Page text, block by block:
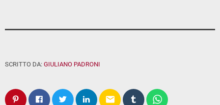
SCRITTO DA: GIULIANO PADRONI
email